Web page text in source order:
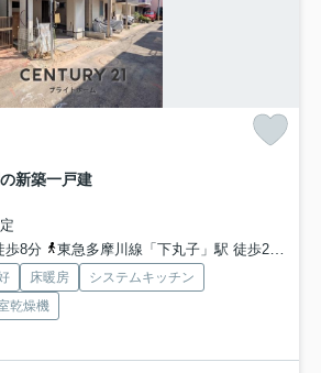
新築一戸建
歩8分
東急多摩川線「下丸子」駅 徒歩22分
床暖房
システムキッチン
乾燥機